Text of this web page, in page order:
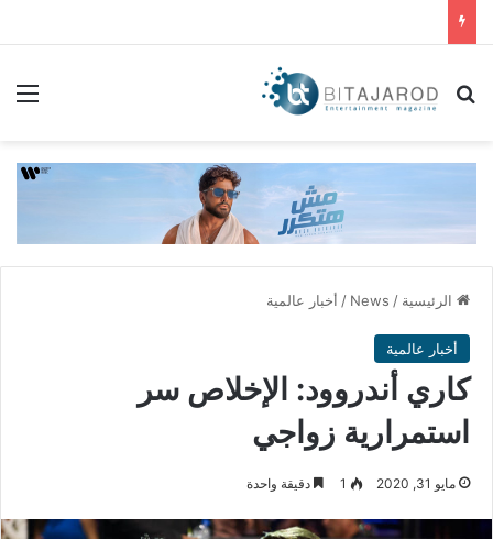
بحث عن
الرئيسية /
News
/ أخبار عالمية
أخبار عالمية
كاري أندروود: الإخلاص سر
استمرارية زواجي
مايو 31, 2020 1 دقيقة واحدة